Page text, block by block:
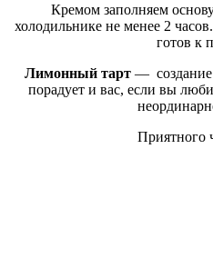
Кремом заполняем
холодильнике не менее 2
готов к
Лимонный тарт— создание
порадует и вас, если вы
Приятного